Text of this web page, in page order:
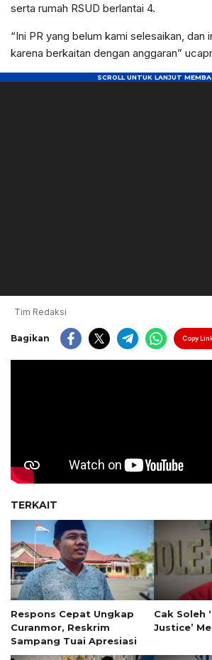
serta rumah RSUD berlantai 4.
“Ini PR yang belum kami selesaikan, dan
karena berkaitan dengan anggaran”
Tim Redaksi
Bagikan Copy
TERKAIT
Respons Cepat Ungkap
Curanmor, Reskrim
Sampang Tuai Apresiasi
Cak Soleh
Justice’